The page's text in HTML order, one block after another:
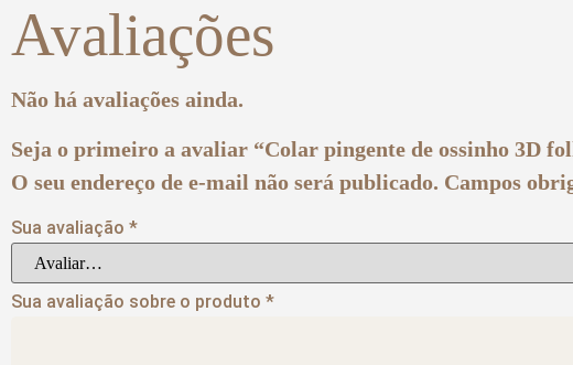
Avaliações
Não há avaliações ainda.
Seja o primeiro a avaliar “Colar pingente de ossinho 3D
O seu endereço de e-mail não será publicado. Campos
Sua avaliação *
Sua avaliação sobre o produto *